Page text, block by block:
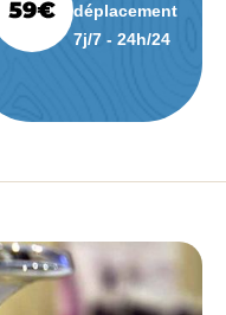
déplacement
7j/7 - 24h/24